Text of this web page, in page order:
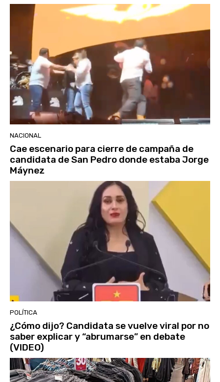
NACIONAL
Cae escenario para cierre de campaña de
candidata de San Pedro donde estaba Jorge
Máynez
POLÍTICA
¿Cómo dijo? Candidata se vuelve viral por no
saber explicar y “abrumarse” en debate
(VIDEO)